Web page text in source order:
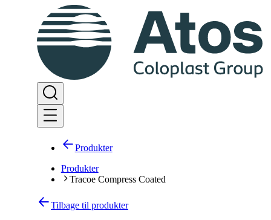
Produkter
Produkter
Tracoe Compress Coated
Tilbage til produkter